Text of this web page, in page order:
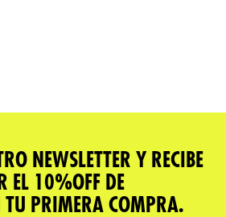
NEWSLETTER Y RECIBE
EL 10%OFF DE
TU PRIMERA COMPRA.